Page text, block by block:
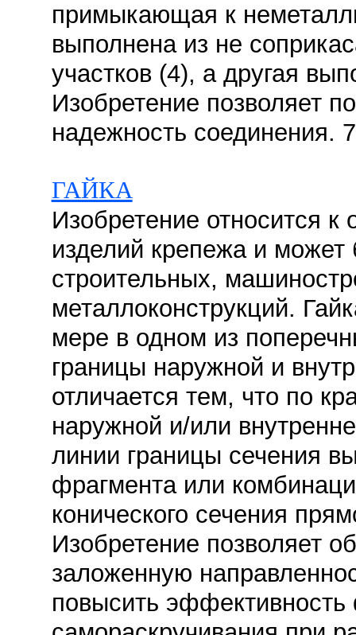
примыкающая к
выполнена из не
участков (4), а другая
Изобретение позволяет
надежность соединения.
ГАЙКА
Изобретение относится к
изделий крепежа и может
строительных,
металлоконструкций.
мере в одном из
границы наружной и
отличается тем, что по
наружной и/или
линии границы сечения
фрагмента или
конического сечения
Изобретение позволяет
заложенную
повысить эффективность